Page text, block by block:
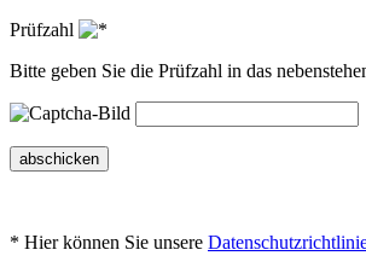
Prüfzahl
Bitte geben Sie die Prüfzahl in das
abschicken
* Hier können Sie unsere